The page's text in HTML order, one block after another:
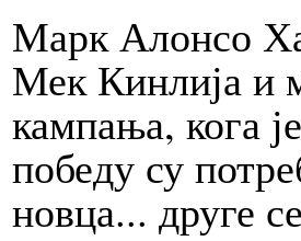
Марк Алон­со
Мек Кинлија и
кам­па­ња, ко­га
по­бе­ду су
нов­ца... друге